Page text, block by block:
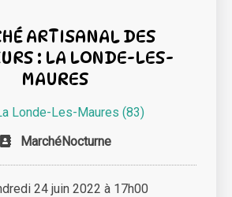
ARTISANAL DES
: LA LONDE-LES-
MAURES
Londe-Les-Maures (83)
MarchéNocturne
24 juin 2022 à 17h00